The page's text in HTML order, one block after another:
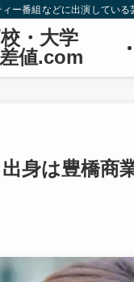
ー番組などに出演してい
・大学
値.com
身は豊橋商